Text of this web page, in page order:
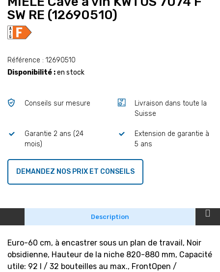
SW RE (12690510)
Référence : 12690510
Disponibilité :en stock
Conseils sur mesure
Livraison dans toute la
Suisse
Garantie 2 ans (24
mois)
Extension de garantie à
5 ans
DEMANDEZ NOS PRIX ET CONSEILS
Description
Euro-60 cm, à encastrer sous un plan de travail, Noir
obsidienne, Hauteur de la niche 820-880 mm, Capacité
utile: 92 l / 32 bouteilles au max., FrontOpen /